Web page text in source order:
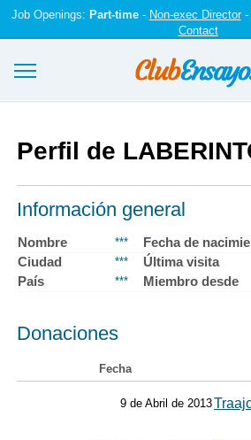
Job Openings: Part-time- Non-exec Director-
Contact
Registrarse
Iniciar sesión
Contáctenos
Perfil de
Información general
Nombre *** Fecha de
Ciudad *** Última visita
País *** Miembro desde
Donaciones
Fecha
9 de Abril de 2013